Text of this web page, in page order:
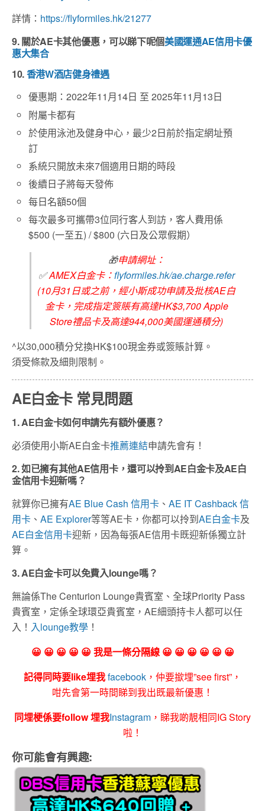
詳情： https://flyformiles.hk/21277
9. 關於AE卡其他優惠，可以睇下呢個美國運通AE信用卡優
惠大集合
10.香港W酒店健身禮遇
優惠期：2022年11月14日 至 2025年11月13日
附屬卡都有
於使用泳池及健身中心，最少2日前於指定網址預
訂
系統只開放未來7個適用日期的時段
後續日子將每天發佈
每日名額50個
每次最多可攜帶3位同行客人到訪，客人費用係
$500 (一至五) / $800 (六日及公眾假期）
🎁申請網址：
✅AMEX白金卡：flyformiles.hk/ae.charge.refer
(10月31日或之前，經小斯成功申請及批核AE白
金卡，完成指定簽賬有高達HK$3,700 Apple
Store禮品卡及高達944,000美國運通積分)
^以30,000積分兌換HK$100現金券或簽賬計算。
須受條款及細則限制。
AE白金卡 常見問題
1. AE白金卡如何申請先有額外優惠？
必須使用小斯AE白金卡推薦連結申請先會有！
2. 如已擁有其他AE信用卡，還可以拎到AE白金卡及AE白
金信用卡迎新嗎？
就算你已擁有AE Blue Cash 信用卡 、 AE IT Cashback 信
用卡 、 AE Explorer等等AE卡，你都可以拎到AE白金卡及
AE白金信用卡迎新，因為每張AE信用卡既迎新係獨立計
算。
3. AE白金卡可以免費入lounge嗎？
無論係The Centurion Lounge貴賓室、全球Priority Pass
貴賓室，定係全球環亞貴賓室，AE細頭持卡人都可以任
入！ 入lounge教學 ！
😀 😀 😀 😀 😀 我是一條分隔線 😀 😀 😀 😀 😀 😀
記得同時要like埋我facebook ，仲要撳埋”see first”，
咁先會第一時間睇到我出既最新優惠！
同埋梗係要follow 埋我Instagram ，睇我啲靚相同IG Story
啦！
你可能會有興趣: